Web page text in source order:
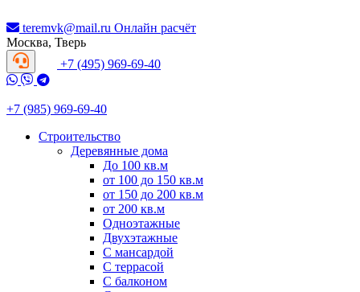
teremvk@mail.ru Онлайн расчёт
Москва, Тверь
+7 (495) 969-69-40
+7 (985) 969-69-40
Строительство
Деревянные дома
До 100 кв.м
от 100 до 150 кв.м
от 150 до 200 кв.м
от 200 кв.м
Одноэтажные
Двухэтажные
С мансардой
С террасой
С балконом